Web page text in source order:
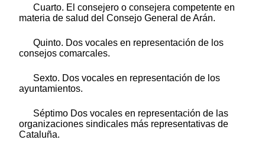
Cuarto. El consejero o consejera competente en
materia de salud del Consejo General de Arán.
Quinto. Dos vocales en representación de los
consejos comarcales.
Sexto. Dos vocales en representación de los
ayuntamientos.
Séptimo Dos vocales en representación de las
organizaciones sindicales más representativas de
Cataluña.